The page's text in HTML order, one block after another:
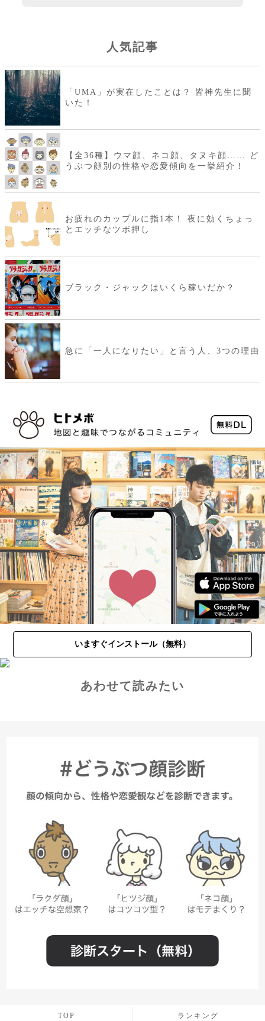
人気記事
「UMA」が実在したことは？ 皆神先生に聞
いた！
【全36種】ウマ顔、ネコ顔、タヌキ顔…… ど
うぶつ顔別の性格や恋愛傾向を一挙紹介！
お疲れのカップルに指1本！ 夜に効くちょっ
とエッチなツボ押し
ブラック・ジャックはいくら稼いだか？
急に「一人になりたい」と言う人、3つの理由
いますぐインストール（無料）
あわせて読みたい
TOP ランキング